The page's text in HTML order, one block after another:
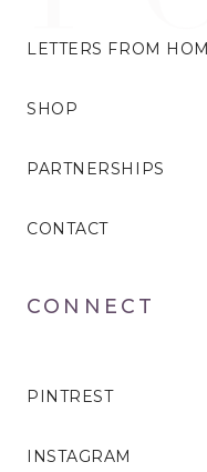
LETTERS FROM
SHOP
PARTNERSHIPS
CONTACT
CONNECT
PINTREST
INSTAGRAM